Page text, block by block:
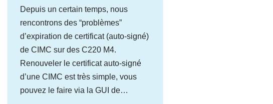
Depuis un certain temps, nous
rencontrons des “problèmes”
d’expiration de certificat (auto-signé)
de CIMC sur des C220 M4.
Renouveler le certificat auto-signé
d’une CIMC est très simple, vous
pouvez le faire via la GUI de…